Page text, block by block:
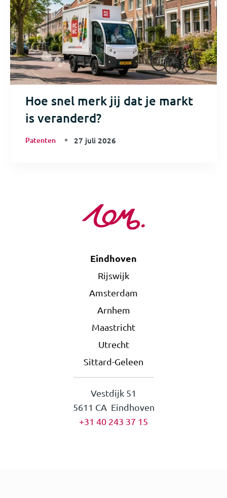
Hoe snel merk jij dat je markt
is veranderd?
Patenten 27 juli 2026
Eindhoven
Rijswijk
Amsterdam
Arnhem
Maastricht
Utrecht
Sittard-Geleen
Vestdijk 51
5611 CA Eindhoven
+31 40 243 37 15